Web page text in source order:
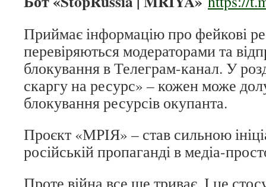
Приймає інформацію про фейкові
перевіряються модераторами та
блокування в Телеграм-канал. У
скаргу на ресурс» – кожен може
блокування ресурсів окупанта.
Проєкт «МРІЯ» – став сильною
російській пропаганді в медіа-
Проте війна все ще триває. І це